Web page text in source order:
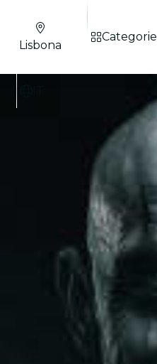
Lisbona
Categorie